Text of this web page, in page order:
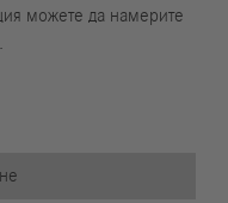
можете да намерите